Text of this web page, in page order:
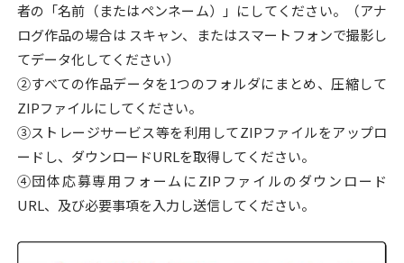
者の「名前（またはペンネーム）」にしてください。（アナ
ログ作品の場合は スキャン、またはスマートフォンで撮影し
てデータ化してください）
②すべての作品データを1つのフォルダにまとめ、圧縮して
ZIPファイルにしてください。
③ストレージサービス等を利用してZIPファイルをアップロ
ードし、ダウンロードURLを取得してください。
④団体応募専用フォームにZIPファイルのダウンロード
URL、及び必要事項を入力し送信してください。